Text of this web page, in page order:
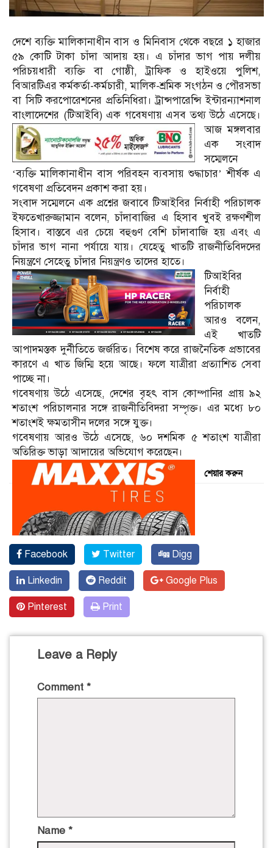
দেশে ব্যক্তি মালিকানাধীন বাস ও মিনিবাস থেকে বছরে ১ হাজার
৫৯ কোটি টাকা চাঁদা আদায় হয়। এ চাঁদার ভাগ পায় দলীয়
পরিচয়ধারী ব্যক্তি বা গোষ্ঠী, ট্রাফিক ও হাইওয়ে পুলিশ,
বিআরটিএর কর্মকর্তা-কর্মচারী, মালিক-শ্রমিক সংগঠন ও পৌরসভা
বা সিটি করপোরেশনের প্রতিনিধিরা। ট্রান্সপারেন্সি ইন্টারন্যাশনাল
বাংলাদেশের (টিআইবি) এক গবেষণায় এসব তথ্য উঠে এসেছে।
আজ মঙ্গলবার
এক সংবাদ
সম্মেলনে
‘ব্যক্তি মালিকানাধীন বাস পরিবহন ব্যবসায় শুদ্ধাচার’ শীর্ষক এ
গবেষণা প্রতিবেদন প্রকাশ করা হয়।
সংবাদ সম্মেলনে এক প্রশ্নের জবাবে টিআইবির নির্বাহী পরিচালক
ইফতেখারুজ্জামান বলেন, চাঁদাবাজির এ হিসাব খুবই রক্ষণশীল
হিসাব। বাস্তবে এর চেয়ে বহুগুণ বেশি চাঁদাবাজি হয় এবং এ
চাঁদার ভাগ নানা পর্যায়ে যায়। যেহেতু খাতটি রাজনীতিবিদদের
নিয়ন্ত্রণে সেহেতু চাঁদার নিয়ন্ত্রণও তাদের হাতে।
টিআইবির
নির্বাহী
পরিচালক
আরও বলেন,
এই খাতটি
আপাদমস্তক দুর্নীতিতে জর্জরিত। বিশেষ করে রাজনৈতিক প্রভাবের
কারণে এ খাত জিম্মি হয়ে আছে। ফলে যাত্রীরা প্রত্যাশিত সেবা
পাচ্ছে না।
গবেষণায় উঠে এসেছে, দেশের বৃহৎ বাস কোম্পানির প্রায় ৯২
শতাংশ পরিচালনার সঙ্গে রাজনীতিবিদরা সম্পৃক্ত। এর মধ্যে ৮০
শতাংশই ক্ষমতাসীন দলের সঙ্গে যুক্ত।
গবেষণায় আরও উঠে এসেছে, ৬০ দশমিক ৫ শতাংশ যাত্রীরা
অতিরিক্ত ভাড়া আদায়ের অভিযোগ করেছেন।
শেয়ার করুন
Facebook Twitter Digg
Linkedin Reddit Google Plus
Pinterest Print
Leave a Reply
Comment *
Name *